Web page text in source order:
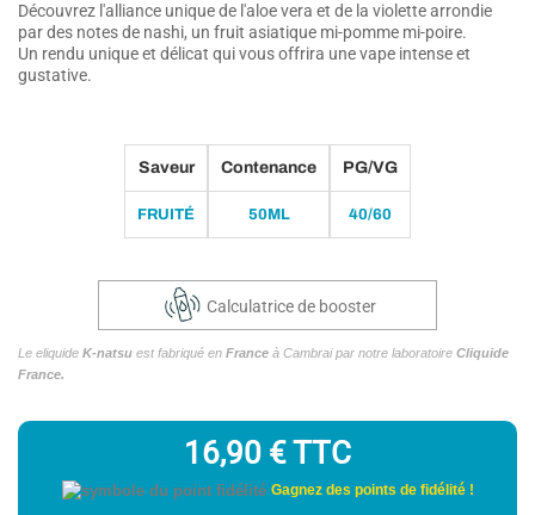
Découvrez l'alliance unique de l'aloe vera et de la violette arrondie
par des notes de nashi, un fruit asiatique mi-pomme mi-poire.
Un rendu unique et délicat qui vous offrira une vape intense et
gustative.
Saveur
FRUITÉ
Contenance
50ML
PG/VG
40/60
Calculatrice de booster
Le eliquide K-natsu est fabriqué en France à Cambrai par notre laboratoire Cliquide
France.
16,90 €TTC
Gagnez des points de fidélité !